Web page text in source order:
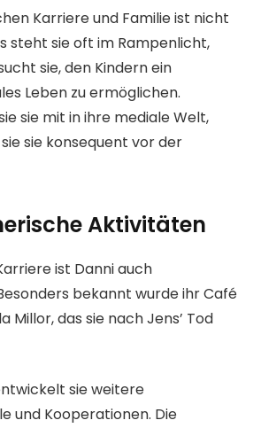
Karriere und Familie ist nicht
steht sie oft im Rampenlicht,
sie, den Kindern ein
Leben zu ermöglichen.
sie mit in ihre mediale Welt,
sie konsequent vor der
Aktivitäten
ist Danni auch
bekannt wurde ihr Café
Millor, das sie nach Jens’ Tod
sie weitere
und Kooperationen. Die